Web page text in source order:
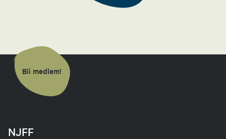
Rigmor Løvli
47637740
Send epost
Bli medlem!
NJFF